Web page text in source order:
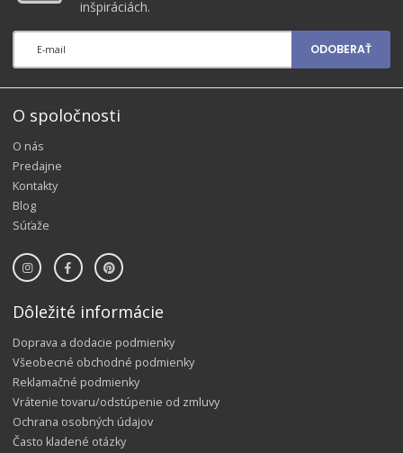
inšpiráciách.
ODOBERAŤ
O spoločnosti
O nás
Predajne
Kontakty
Blog
Súťaže
Dôležité informácie
Doprava a dodacie podmienky
Všeobecné obchodné podmienky
Reklamačné podmienky
Vrátenie tovaru/odstúpenie od zmluvy
Ochrana osobných údajov
Často kladené otázky